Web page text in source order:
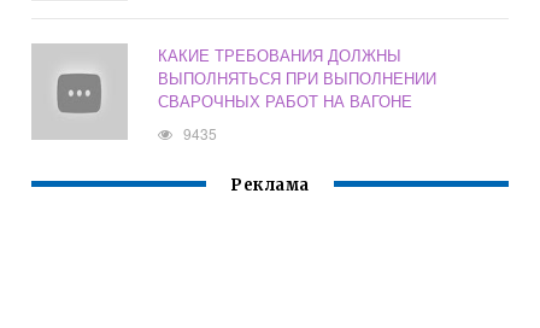
КАКИЕ ТРЕБОВАНИЯ ДОЛЖНЫ
ВЫПОЛНЯТЬСЯ ПРИ ВЫПОЛНЕНИИ
СВАРОЧНЫХ РАБОТ НА ВАГОНЕ
9435
Реклама